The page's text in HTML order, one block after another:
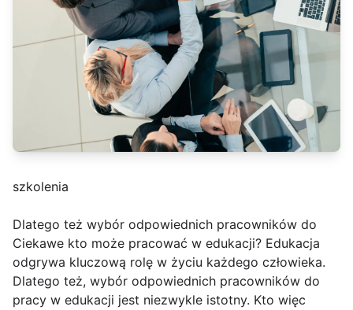
szkolenia
Dlatego też wybór odpowiednich pracowników do
Ciekawe kto może pracować w edukacji? Edukacja
odgrywa kluczową rolę w życiu każdego człowieka.
Dlatego też, wybór odpowiednich pracowników do
pracy w edukacji jest niezwykle istotny. Kto więc